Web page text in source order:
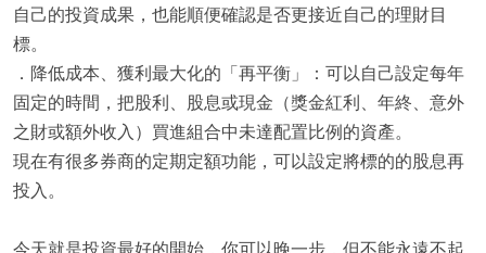
自己的投資成果，也能順便確認是否更接近自己的理財目
標。
．降低成本、獲利最大化的「再平衡」：可以自己設定每年
固定的時間，把股利、股息或現金（獎金紅利、年終、意外
之財或額外收入）買進組合中未達配置比例的資產。
現在有很多券商的定期定額功能，可以設定將標的的股息再
投入。